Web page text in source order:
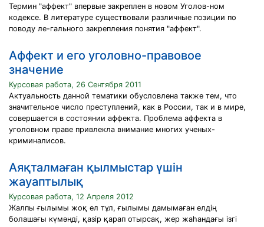
Термин "аффект" впервые закреплен в новом Уголов-ном
кодексе. В литературе существовали различные позиции по
поводу ле-гального закрепления понятия "аффект".
Аффект и его уголовно-правовое
значение
Курсовая работа, 26 Сентября 2011
Актуальность данной тематики обусловлена также тем, что
значительное число преступлений, как в России, так и в мире,
совершается в состоянии аффекта. Проблема аффекта в
уголовном праве привлекла внимание многих ученых-
криминалисов.
Аяқталмаған қылмыстар үшін
жауаптылық
Курсовая работа, 12 Апреля 2012
Жалпы ғылымы жоқ ел тұл, ғылымы дамымаған елдің
болашағы күмәнді, қазір қарап отырсақ, жер жаһандағы ізгі